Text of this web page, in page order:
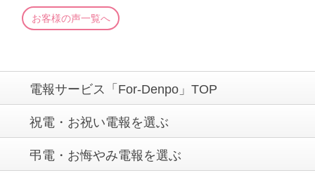
お客様の声一覧へ
電報サービス「For-Denpo」TOP
祝電・お祝い電報を選ぶ
弔電・お悔やみ電報を選ぶ